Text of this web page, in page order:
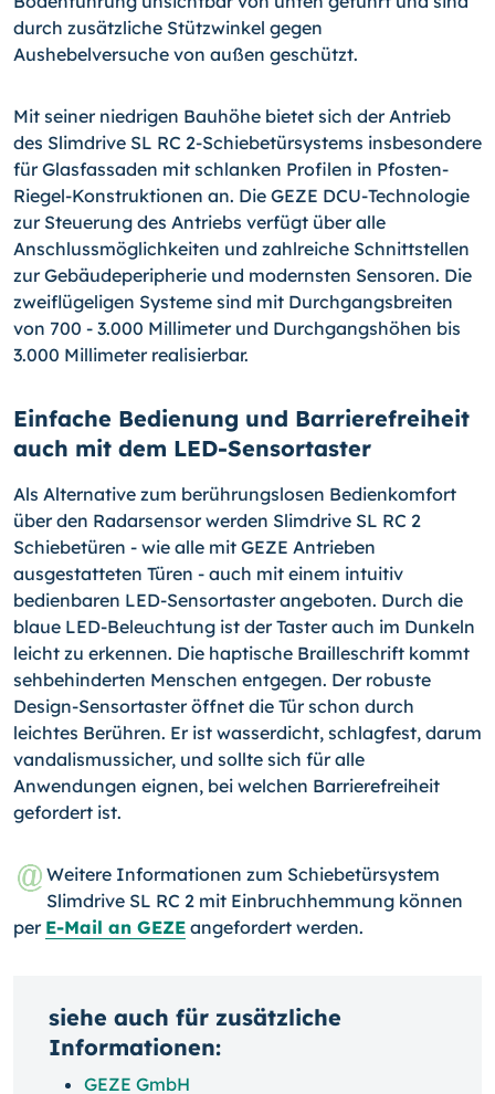
durch zusätzliche Stützwinkel gegen
Aushebelversuche von außen geschützt.
Mit seiner niedrigen Bauhöhe bietet sich der Antrieb
des Slimdrive SL RC 2-Schiebe­türsystems insbesondere
für Glasfassaden mit schlanken Profilen in Pfosten-
Riegel-Konstruktionen an. Die GEZE DCU-Technologie
zur Steuerung des Antriebs verfügt über alle
Anschlussmöglichkeiten und zahlreiche Schnittstellen
zur Gebäudeperipherie und modernsten Sensoren. Die
zweiflügeligen Systeme sind mit Durchgangsbreiten
von 700 - 3.000 Millimeter und Durchgangshöhen bis
3.000 Millimeter realisierbar.
Einfache Bedienung und Barrierefreiheit
auch mit dem LED-Sensortaster
Als Alternative zum berührungslosen Bedienkomfort
über den Radarsensor werden Slimdrive SL RC 2
Schiebetüren - wie alle mit GEZE Antrieben
ausgestatteten Türen - auch mit einem intuitiv
bedienbaren LED-Sensortaster angeboten. Durch die
blaue LED-Beleuchtung ist der Taster auch im Dunkeln
leicht zu erkennen. Die haptische Brailleschrift kommt
sehbehinderten Menschen entgegen. Der robuste
Design-Sensor­taster öffnet die Tür schon durch
leichtes Berühren. Er ist wasserdicht, schlagfest, darum
vandalismussicher, und sollte sich für alle
Anwendungen eignen, bei welchen Barrierefreiheit
gefordert ist.
Weitere Informationen zum Schiebetürsystem
Slimdrive SL RC 2 mit Einbruch­hemmung können
per E-Mail an GEZE angefordert werden.
siehe auch für zusätzliche
Informationen:
GEZE GmbH